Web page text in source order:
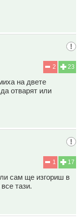
23
2
на двете
отварят или
17
1
сам ще изгориш в
тази.